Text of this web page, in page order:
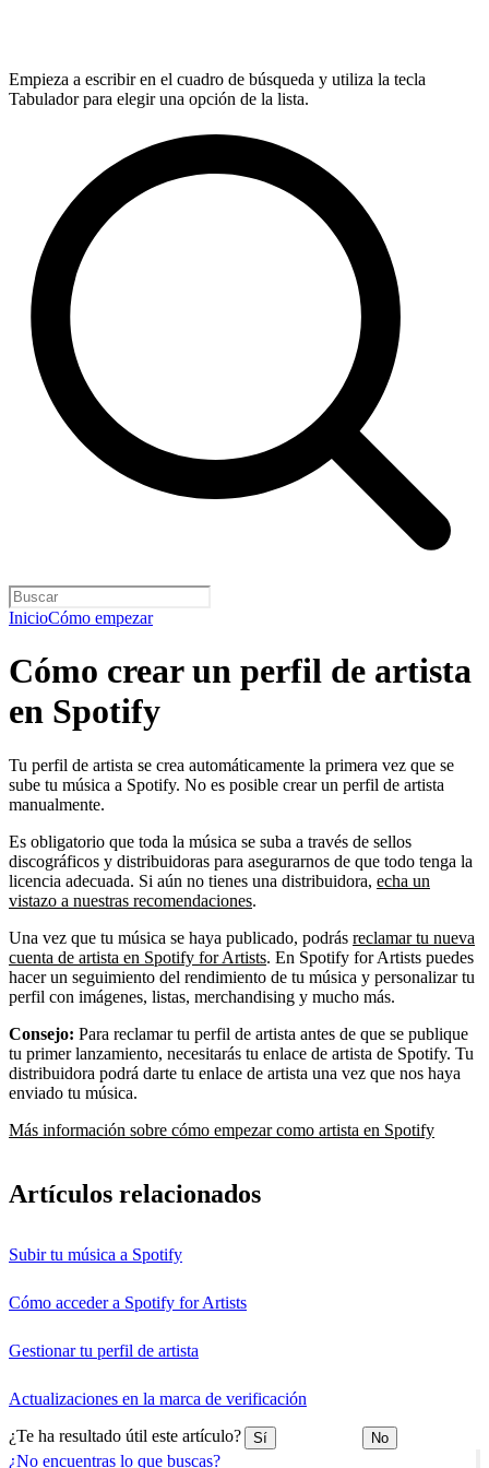
Empieza a escribir en el cuadro de búsqueda y utiliza la tecla
Tabulador para elegir una opción de la lista.
InicioCómo empezar
¿No encuentras lo que buscas?
Cómo crear un perfil de artista
en Spotify
Tu perfil de artista se crea automáticamente la primera vez que se
sube tu música a Spotify. No es posible crear un perfil de artista
manualmente.
Es obligatorio que toda la música se suba a través de sellos
discográficos y distribuidoras para asegurarnos de que todo tenga la
licencia adecuada. Si aún no tienes una distribuidora, echa un
vistazo a nuestras recomendaciones.
Una vez que tu música se haya publicado, podrás reclamar tu nueva
cuenta de artista en Spotify for Artists. En Spotify for Artists puedes
hacer un seguimiento del rendimiento de tu música y personalizar tu
perfil con imágenes, listas, merchandising y mucho más.
Consejo: Para reclamar tu perfil de artista antes de que se publique
tu primer lanzamiento, necesitarás tu enlace de artista de Spotify. Tu
distribuidora podrá darte tu enlace de artista una vez que nos haya
enviado tu música.
Más información sobre cómo empezar como artista en Spotify
Artículos relacionados
Subir tu música a Spotify
Cómo acceder a Spotify for Artists
Gestionar tu perfil de artista
Actualizaciones en la marca de verificación
¿Te ha resultado útil este artículo? Sí No